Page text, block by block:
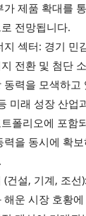
가 제품 확대를
전망됩니다.
지 섹터: 경기 민
전환 및 첨단
동력을 모색하고
미래 성장 산업
폴리오에 포함
력을 동시에 확
(건설, 기계, 조
해운 시장 호황